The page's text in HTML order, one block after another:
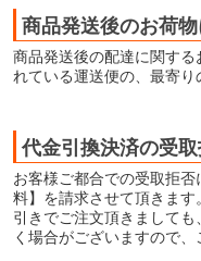
商品発送後のお荷
商品発送後の配達に関す
れている運送便の、最寄
代金引換決済の受
お客様ご都合での受取拒
料】を請求させて頂きま
引きでご注文頂きまして
く場合がございますので